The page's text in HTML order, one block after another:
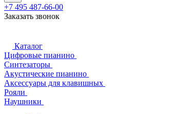
+7 495 487-66-00
Заказать звонок
Каталог
Цифровые пианино
Синтезаторы
Акустические пианино
Аксессуары для клавишных
Рояли
Наушники